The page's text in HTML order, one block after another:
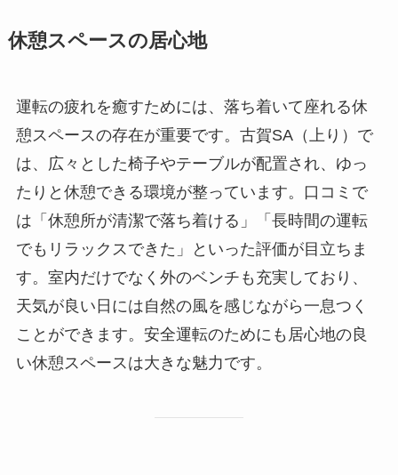
休憩スペースの居心地
運転の疲れを癒すためには、落ち着いて座れる休
憩スペースの存在が重要です。古賀SA（上り）で
は、広々とした椅子やテーブルが配置され、ゆっ
たりと休憩できる環境が整っています。口コミで
は「休憩所が清潔で落ち着ける」「長時間の運転
でもリラックスできた」といった評価が目立ちま
す。室内だけでなく外のベンチも充実しており、
天気が良い日には自然の風を感じながら一息つく
ことができます。安全運転のためにも居心地の良
い休憩スペースは大きな魅力です。